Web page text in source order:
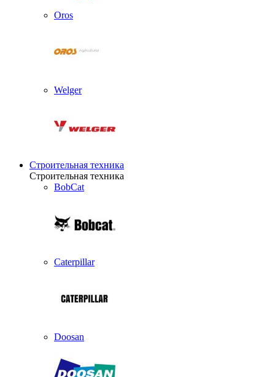
Oros
Welger
Строительная техника
Строительная техника
BobCat
Caterpillar
Doosan